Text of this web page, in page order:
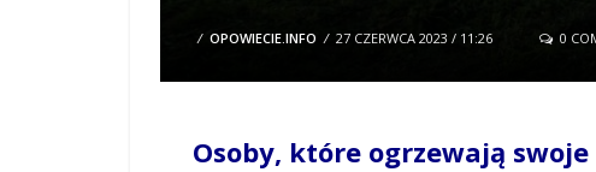
/ OPOWIECIE.INFO / 27 CZERWCA 2023 / 11:26 0
Osoby, które ogrzewają